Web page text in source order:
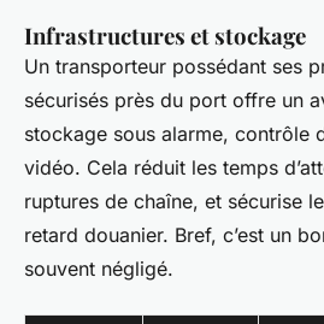
Infrastructures et stockage
Un transporteur possédant ses
sécurisés près du port offre un
stockage sous alarme, contrôle
vidéo. Cela réduit les temps
ruptures de chaîne, et sécurise
retard douanier. Bref, c’est un
souvent négligé.